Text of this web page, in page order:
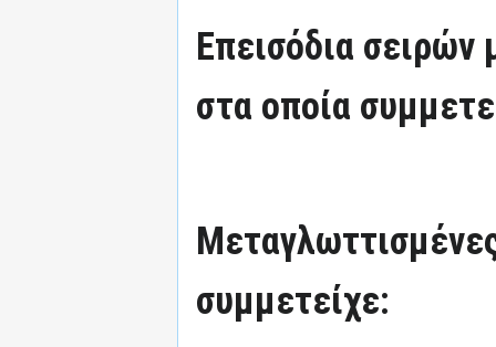
Επεισόδια
στα οποία
συμμετείχε: